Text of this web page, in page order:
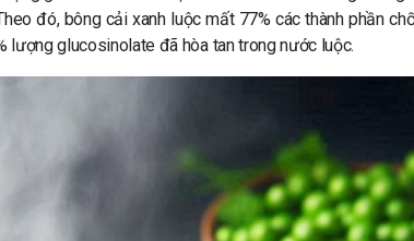
đó, bông cải xanh luộc mất 77% các thành phần
lượng glucosinolate đã hòa tan trong nước luộc.